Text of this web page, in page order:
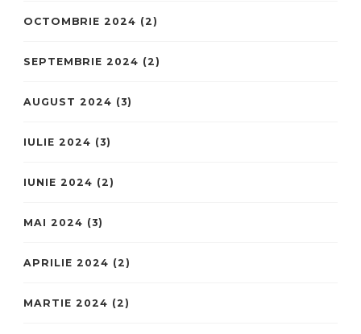
OCTOMBRIE 2024 (2)
SEPTEMBRIE 2024 (2)
AUGUST 2024 (3)
IULIE 2024 (3)
IUNIE 2024 (2)
MAI 2024 (3)
APRILIE 2024 (2)
MARTIE 2024 (2)